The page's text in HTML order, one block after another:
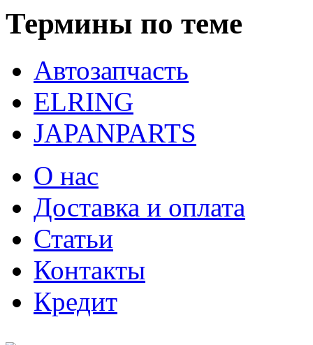
Термины по теме
Автозапчасть
ELRING
JAPANPARTS
О нас
Доставка и оплата
Статьи
Контакты
Кредит